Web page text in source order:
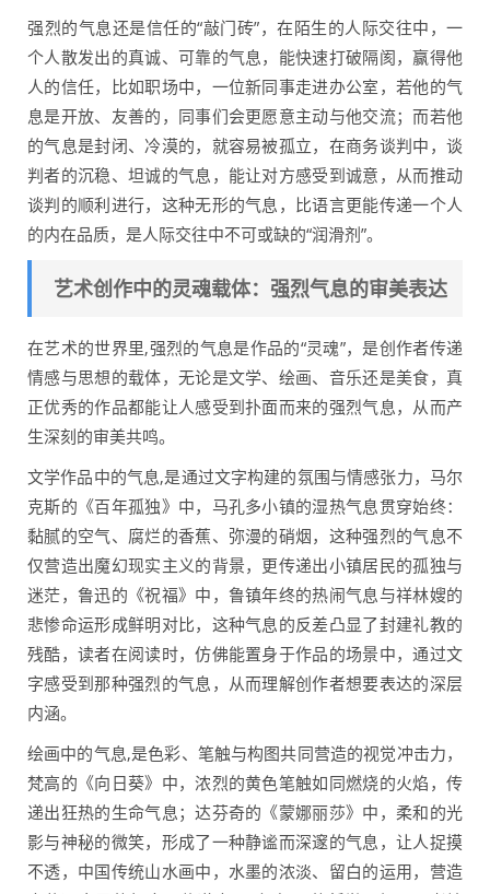
强烈的气息还是信任的“敲门砖”，在陌生的人际交往中，一
个人散发出的真诚、可靠的气息，能快速打破隔阂，赢得他
人的信任，比如职场中，一位新同事走进办公室，若他的气
息是开放、友善的，同事们会更愿意主动与他交流；而若他
的气息是封闭、冷漠的，就容易被孤立，在商务谈判中，谈
判者的沉稳、坦诚的气息，能让对方感受到诚意，从而推动
谈判的顺利进行，这种无形的气息，比语言更能传递一个人
的内在品质，是人际交往中不可或缺的“润滑剂”。
艺术创作中的灵魂载体：强烈气息的审美表达
在艺术的世界里,强烈的气息是作品的“灵魂”，是创作者传递
情感与思想的载体，无论是文学、绘画、音乐还是美食，真
正优秀的作品都能让人感受到扑面而来的强烈气息，从而产
生深刻的审美共鸣。
文学作品中的气息,是通过文字构建的氛围与情感张力，马尔
克斯的《百年孤独》中，马孔多小镇的湿热气息贯穿始终：
黏腻的空气、腐烂的香蕉、弥漫的硝烟，这种强烈的气息不
仅营造出魔幻现实主义的背景，更传递出小镇居民的孤独与
迷茫，鲁迅的《祝福》中，鲁镇年终的热闹气息与祥林嫂的
悲惨命运形成鲜明对比，这种气息的反差凸显了封建礼教的
残酷，读者在阅读时，仿佛能置身于作品的场景中，通过文
字感受到那种强烈的气息，从而理解创作者想要表达的深层
内涵。
绘画中的气息,是色彩、笔触与构图共同营造的视觉冲击力，
梵高的《向日葵》中，浓烈的黄色笔触如同燃烧的火焰，传
递出狂热的生命气息；达芬奇的《蒙娜丽莎》中，柔和的光
影与神秘的微笑，形成了一种静谧而深邃的气息，让人捉摸
不透，中国传统山水画中，水墨的浓淡、留白的运用，营造